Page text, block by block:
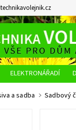
ELEKTRONÁŘADÍ
DOPRAVA A PLATBA
a sadba Sadbový